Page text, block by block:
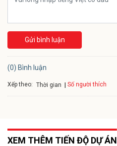
Gửi bình luận
(0) Bình luận
Xếp theo: Thời gian Số người thích
XEM THÊM TIẾN ĐỘ DỰ ÁN